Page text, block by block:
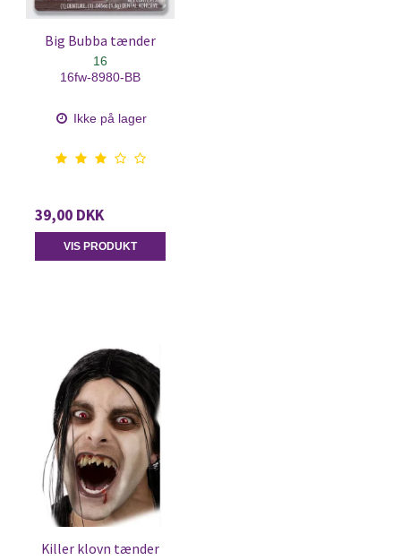
Big Bubba tænder
16
16fw-8980-BB
Ikke på lager
39,00 DKK
VIS PRODUKT
Killer klovn tænder